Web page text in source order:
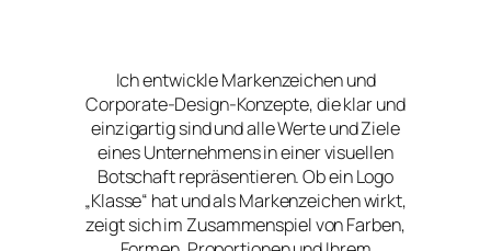
Ich entwickle Markenzeichen und
Corporate-Design-Konzepte, die klar und
einzigartig sind und alle Werte und Ziele
eines Unternehmens in einer visuellen
Botschaft repräsentieren. Ob ein Logo
„Klasse“ hat und als Markenzeichen wirkt,
zeigt sich im Zusammenspiel von Farben,